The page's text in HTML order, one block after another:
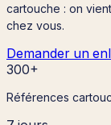
cartouche : on
chez vous.
Demander un
300+
Références